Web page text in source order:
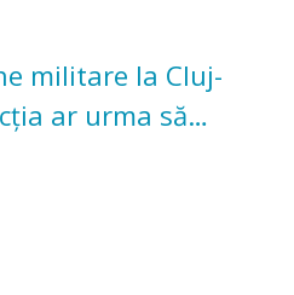
militare la Cluj-
ar urma să
acestui an